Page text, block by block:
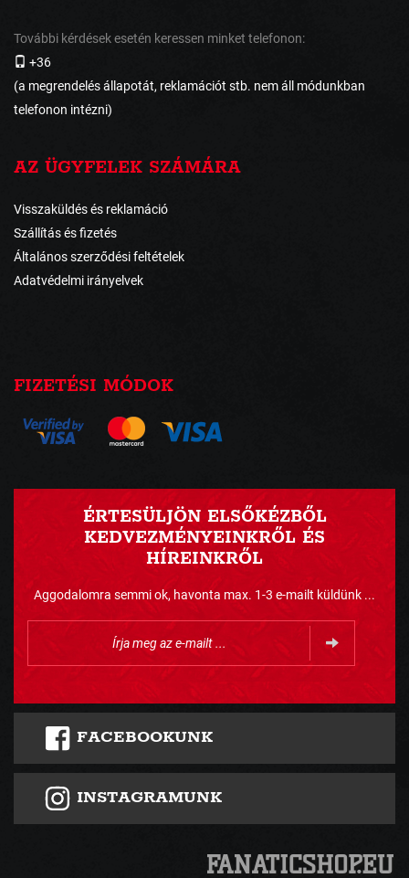
További kérdések esetén keressen minket telefonon:
+36
(a megrendelés állapotát, reklamációt stb. nem áll módunkban
telefonon intézni)
AZ ÜGYFELEK SZÁMÁRA
Visszaküldés és reklamáció
Szállítás és fizetés
Általános szerződési feltételek
Adatvédelmi irányelvek
FIZETÉSI MÓDOK
ÉRTESÜLJÖN ELSŐKÉZBŐL
KEDVEZMÉNYEINKRŐL ÉS
HÍREINKRŐL
Aggodalomra semmi ok, havonta max. 1-3 e-mailt küldünk ...
FACEBOOKUNK
INSTAGRAMUNK